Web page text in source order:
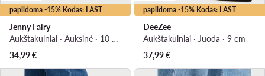
papildoma -15% Kodas: LAST
Jenny Fairy
Aukštakulniai · Auksinė · 10 cm
34,99€
papildoma -15% Kodas: LAST
DeeZee
Aukštakulniai · Juoda · 9 cm
37,99€